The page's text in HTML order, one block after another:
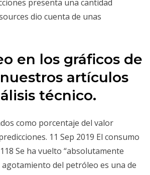
presenta una cantidad
dio cuenta de unas
en los gráficos de
artículos
técnico.
como porcentaje del valor
11 Sep 2019 El consumo
Se ha vuelto “absolutamente
agotamiento del petróleo es una de